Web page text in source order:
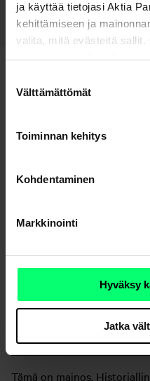
ja käyttää tietojasi Aktia
kehittämiseen ja
valita, mitä evästeitä sallit.
sivustojemme luotettavan
valinta
Välttämättömät
Toiminnan kehitys
Kohdentaminen
Markkinointi
Hyväksy
Jatka
Raportit ja dokumentit
Katsaukset
Esitteet ja säännöt
Yleistä sijoittamisesta
Tämä on mainos.